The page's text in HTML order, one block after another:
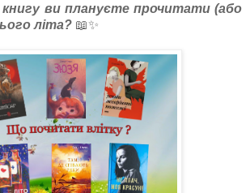
книгу ви плануєте прочитати (або
літа? 📖✨